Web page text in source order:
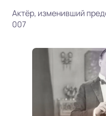
Актёр, изменивший
007